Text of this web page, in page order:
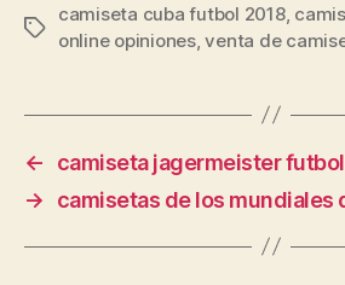
Etiquetas
camiseta cuba futbol 2018,
online opiniones,venta de
←
camiseta jagermeister futbol
→
camisetas de los mundiales